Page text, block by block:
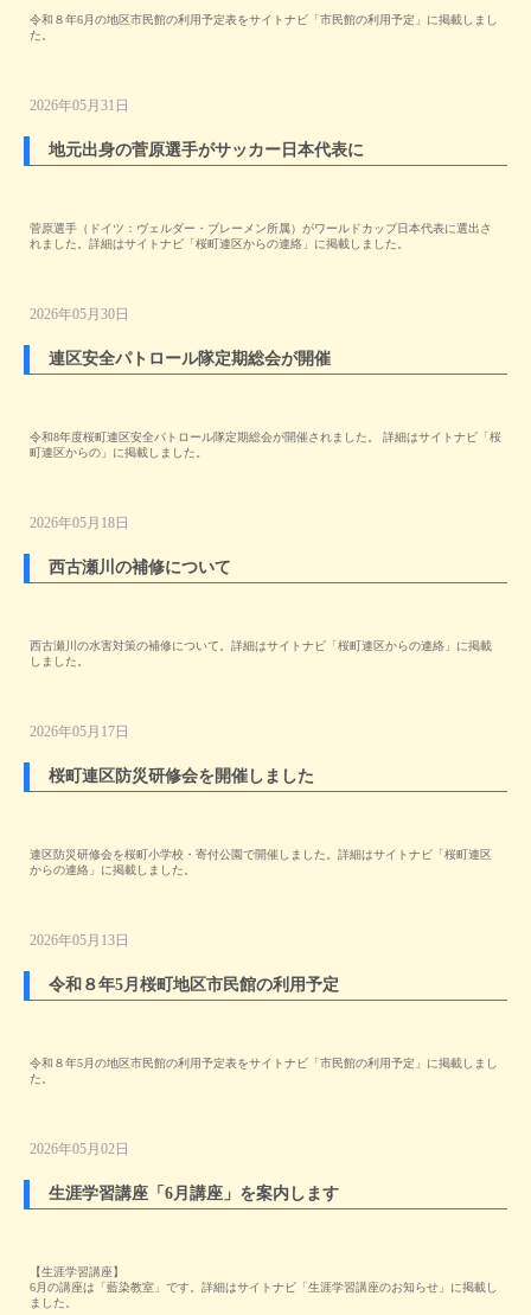
令和８年6月の地区市民館の利用予定表をサイトナビ「市民館の利用予定」に掲載しまし
た。
2026年05月31日
地元出身の菅原選手がサッカー日本代表に
菅原選手（ドイツ：ヴェルダー・ブレーメン所属）がワールドカップ日本代表に選出さ
れました。詳細はサイトナビ「桜町連区からの連絡」に掲載しました。
2026年05月30日
連区安全パトロール隊定期総会が開催
令和8年度桜町連区安全パトロール隊定期総会が開催されました。 詳細はサイトナビ「桜
町連区からの」に掲載しました。
2026年05月18日
西古瀬川の補修について
西古瀬川の水害対策の補修について。詳細はサイトナビ「桜町連区からの連絡」に掲載
しました。
2026年05月17日
桜町連区防災研修会を開催しました
連区防災研修会を桜町小学校・寄付公園で開催しました。詳細はサイトナビ「桜町連区
からの連絡」に掲載しました。
2026年05月13日
令和８年5月桜町地区市民館の利用予定
令和８年5月の地区市民館の利用予定表をサイトナビ「市民館の利用予定」に掲載しまし
た。
2026年05月02日
生涯学習講座「6月講座」を案内します
【生涯学習講座】
6月の講座は「藍染教室」です。詳細はサイトナビ「生涯学習講座のお知らせ」に掲載し
ました。